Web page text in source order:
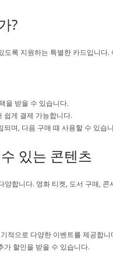
?
록 지원하는 특별한 카드입니
을 받을 수 있습니다.
쉽게 결제 가능합니다.
며, 다음 구매 때 사용할 수 있습
있는 콘텐츠
합니다. 영화 티켓, 도서 구매,
적으로 다양한 이벤트를 제공합니
가 할인을 받을 수 있습니다.